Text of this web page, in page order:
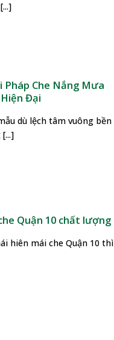
Pháp Che Nắng Mưa
Đại
dù lệch tâm vuông bền
Quận 10 chất lượng
hiên mái che Quận 10 thì